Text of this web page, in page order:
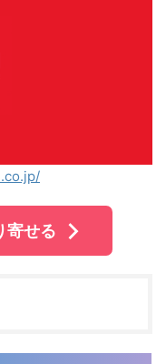
寄せる